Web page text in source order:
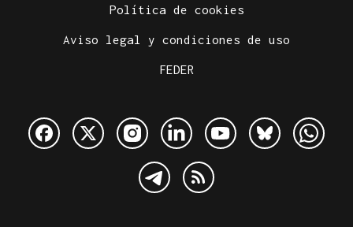
Política de cookies
Aviso legal y condiciones de uso
FEDER